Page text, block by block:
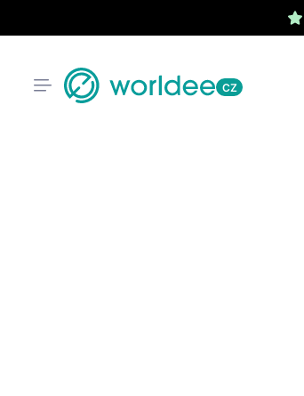
CZ